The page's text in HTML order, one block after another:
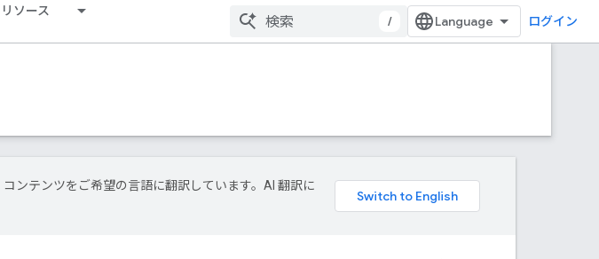
リソース
/ ログイン
ンテンツをご希望の言語に翻訳しています。AI 翻訳に